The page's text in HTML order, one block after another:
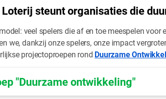
steunt organisaties die
veel spelers die af en toe meespelen
we, dankzij onze spelers, onze impact
projectoproepen rond Duurzame
"Duurzame ontwikkeling"